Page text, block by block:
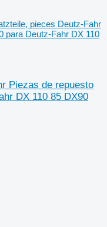
pieces Deutz-Fahr
para Deutz-Fahr DX 110
Piezas de repuesto
DX 110 85 DX90